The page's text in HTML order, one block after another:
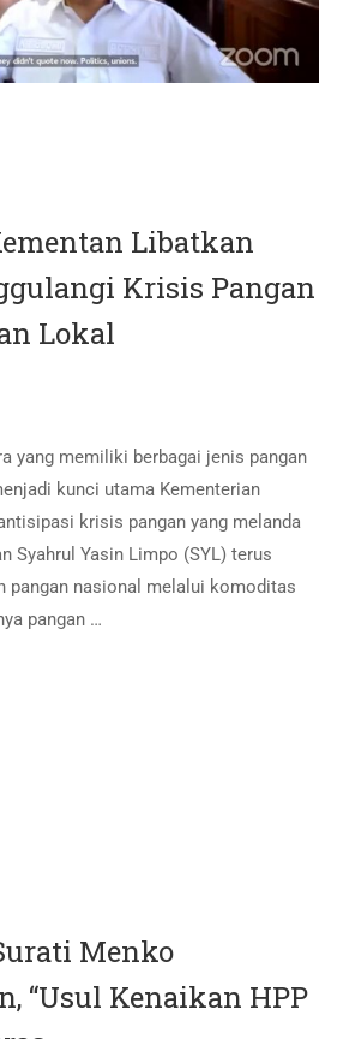
Libatkan
Krisis Pangan
Lokal
yang memiliki berbagai jenis pangan
kunci utama Kementerian
krisis pangan yang melanda
Syahrul Yasin Limpo (SYL) terus
pangan nasional melalui komoditas
pangan …
Menko
“Usul Kenaikan HPP